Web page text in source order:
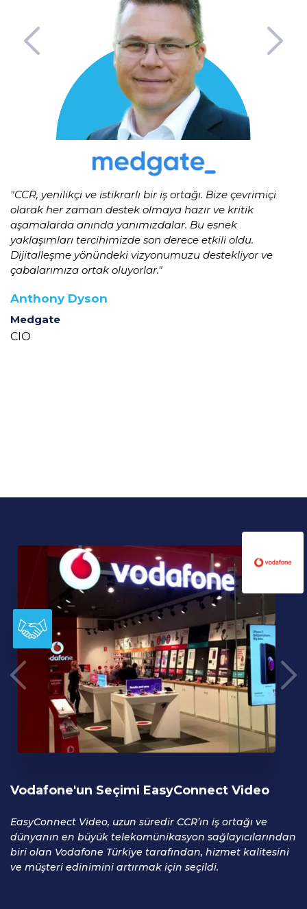
"CCR, yenilikçi ve istikrarlı bir iş ortağı. Bize çevrimiçi
olarak herzaman destek olmaya hazır ve kritik
aşamalarda anında yanımızdalar. Bu esnek
yaklaşımları tercihimizde son derece etkili oldu.
Dijitalleşme yönündeki vizyonumuzu destekliyor ve
çabalarımıza ortak oluyorlar."
Anthony Dyson
Medgate
CIO
Vodafone'un Seçimi EasyConnect Video
EasyConnect Video, uzun süredir CCR’ın iş ortağı ve
dünyanın en büyük telekomünikasyon sağlayıcılarından
biri olan Vodafone Türkiye tarafından, hizmet kalitesini
ve müşteri edinimini artırmak için seçildi.